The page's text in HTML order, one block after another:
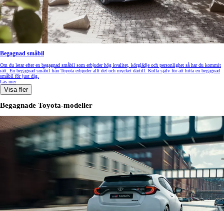
Begagnad småbil
Om du letar efter en begagnad småbil som erbjuder hög kvalitet, körglädje och personlighet så har du kommit
rätt. En begagnad småbil från Toyota erbjuder allt det och mycket därtill. Kolla själv för att hitta en begagnad
småbil för just dig.
Läs mer
Visa fler
Begagnade Toyota-modeller